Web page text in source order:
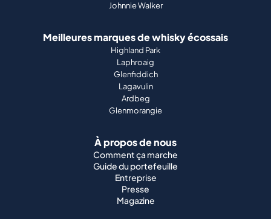
Johnnie Walker
Meilleures marques de whisky écossais
Highland Park
Laphroaig
Glenfiddich
Lagavulin
Ardbeg
Glenmorangie
À propos de nous
Comment ça marche
Guide du portefeuille
Entreprise
Presse
Magazine